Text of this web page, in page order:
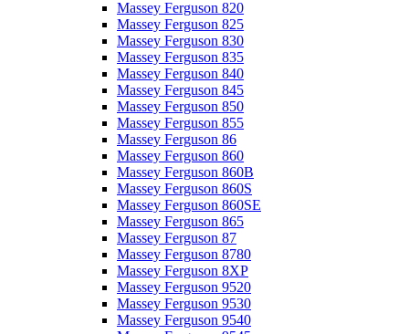
Massey Ferguson 820
Massey Ferguson 825
Massey Ferguson 830
Massey Ferguson 835
Massey Ferguson 840
Massey Ferguson 845
Massey Ferguson 850
Massey Ferguson 855
Massey Ferguson 86
Massey Ferguson 860
Massey Ferguson 860B
Massey Ferguson 860S
Massey Ferguson 860SE
Massey Ferguson 865
Massey Ferguson 87
Massey Ferguson 8780
Massey Ferguson 8XP
Massey Ferguson 9520
Massey Ferguson 9530
Massey Ferguson 9540